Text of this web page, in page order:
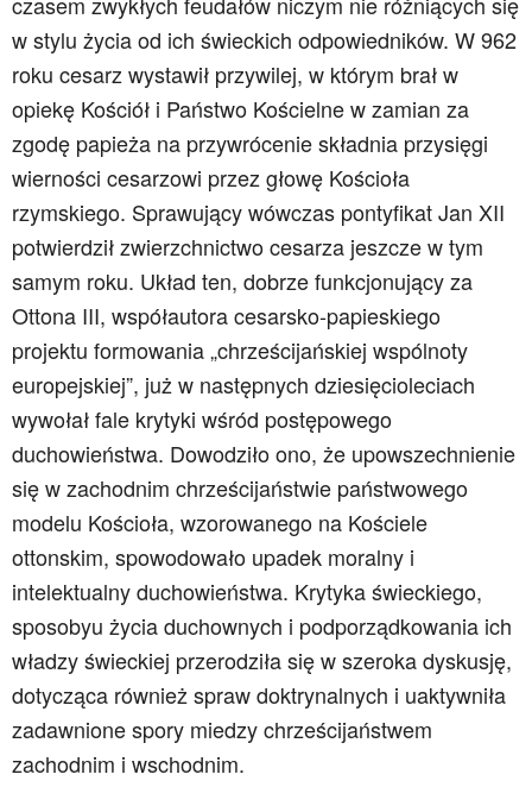
w stylu życia od ich świeckich odpowiedników. W 962
roku cesarz wystawił przywilej, w którym brał w
opiekę Kościół i Państwo Kościelne w zamian za
zgodę papieża na przywrócenie składnia przysięgi
wierności cesarzowi przez głowę Kościoła
rzymskiego. Sprawujący wówczas pontyfikat Jan XII
potwierdził zwierzchnictwo cesarza jeszcze w tym
samym roku. Układ ten, dobrze funkcjonujący za
Ottona III, współautora cesarsko-papieskiego
projektu formowania „chrześcijańskiej wspólnoty
europejskiej”, już w następnych dziesięcioleciach
wywołał fale krytyki wśród postępowego
duchowieństwa. Dowodziło ono, że upowszechnienie
się w zachodnim chrześcijaństwie państwowego
modelu Kościoła, wzorowanego na Kościele
ottonskim, spowodowało upadek moralny i
intelektualny duchowieństwa. Krytyka świeckiego,
sposobyu życia duchownych i podporządkowania ich
władzy świeckiej przerodziła się w szeroka dyskusję,
dotycząca również spraw doktrynalnych i uaktywniła
zadawnione spory miedzy chrześcijaństwem
zachodnim i wschodnim.